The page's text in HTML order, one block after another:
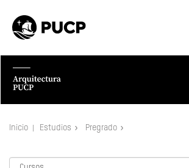
Inicio Estudios Pregrado